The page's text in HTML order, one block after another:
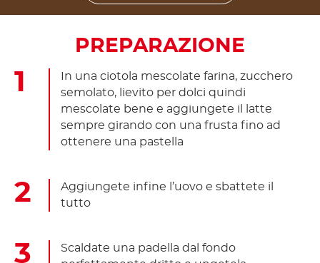
PREPARAZIONE
In una ciotola mescolate farina, zucchero
semolato, lievito per dolci quindi
mescolate bene e aggiungete il latte
sempre girando con una frusta fino ad
ottenere una pastella
Aggiungete infine l’uovo e sbattete il
tutto
Scaldate una padella dal fondo